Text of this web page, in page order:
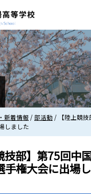
新着情報 /部活動 / 【陸上競
しました
技部】第75回中
手権大会に出場